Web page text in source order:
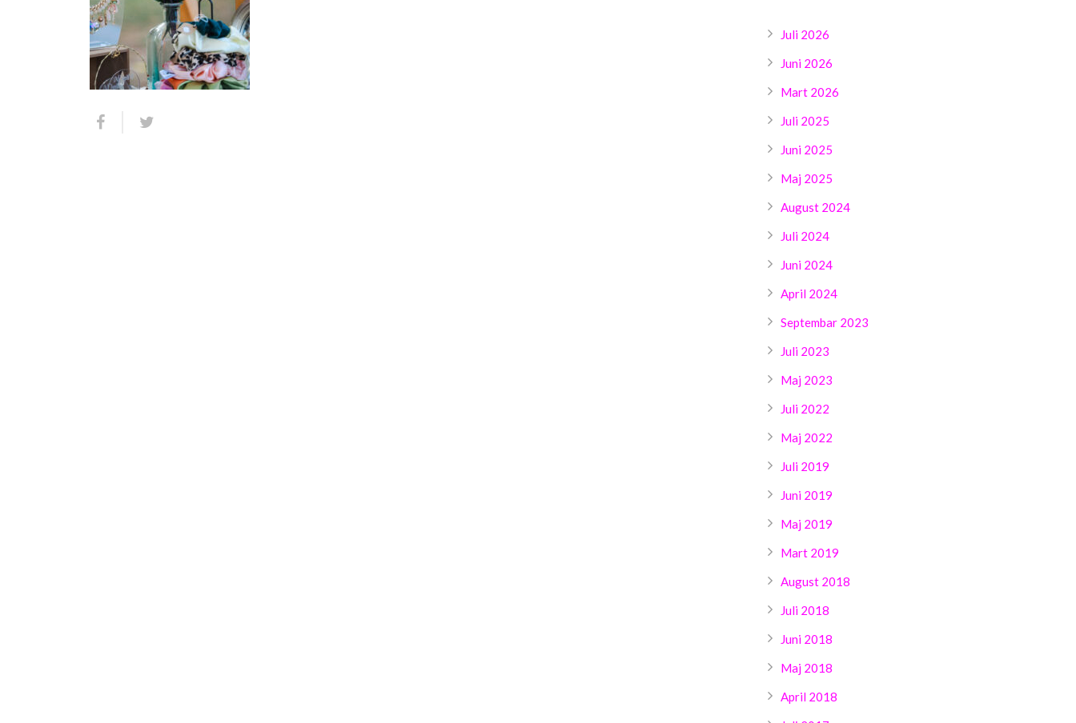
Juli 2026
Juni 2026
Mart 2026
Juli 2025
Juni 2025
Maj 2025
August 2024
Juli 2024
Juni 2024
April 2024
Septembar 2023
Juli 2023
Maj 2023
Juli 2022
Maj 2022
Juli 2019
Juni 2019
Maj 2019
Mart 2019
August 2018
Juli 2018
Juni 2018
Maj 2018
April 2018